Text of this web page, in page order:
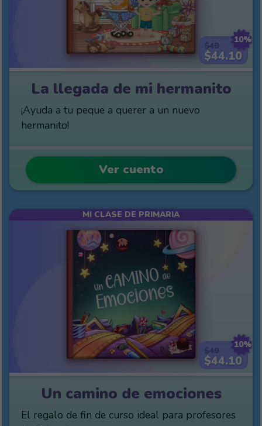
10%
$44.10
La llegada de mi hermanito
¡Ayuda a tu peque a querer a un nuevo
hermanito!
Ver cuento
10%
$44.10
MI CLASE DE PRIMARIA
Un camino de emociones
El regalo de fin de curso ideal para profesores